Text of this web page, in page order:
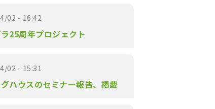
02 - 16:42
25周年プロジェクト
02 - 15:31
ハウスのセミナー報告、掲載